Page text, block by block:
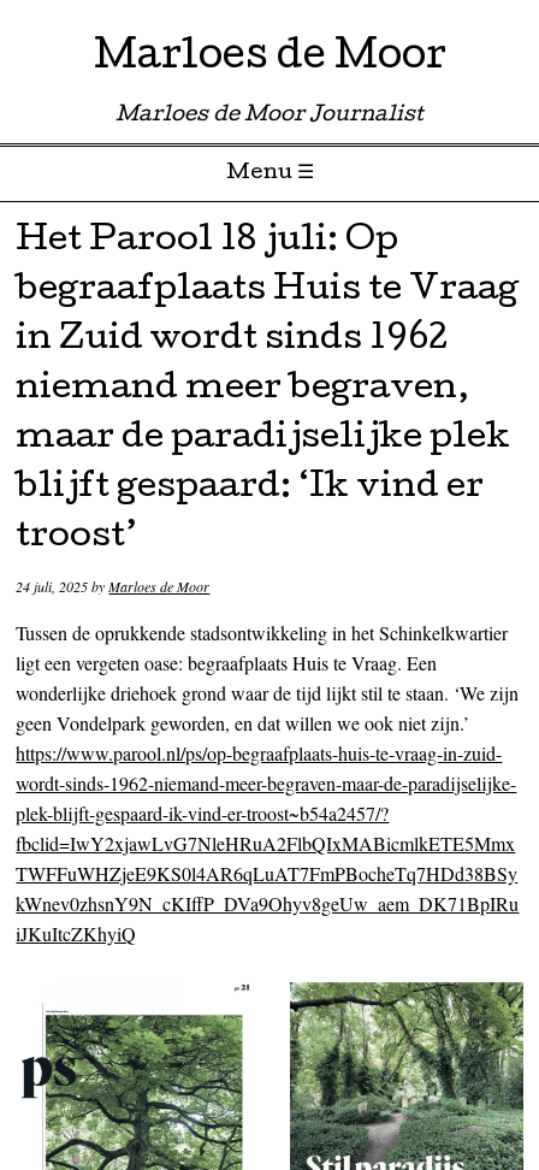
Marloes de Moor
Marloes de Moor Journalist
Menu ☰
Skip to content
Het Parool 18 juli: Op
begraafplaats Huis te Vraag
in Zuid wordt sinds 1962
niemand meer begraven,
maar de paradijselijke plek
blijft gespaard: ‘Ik vind er
troost’
24 juli, 2025byMarloes de Moor
Tussen de oprukkende stadsontwikkeling in het Schinkelkwartier
ligt een vergeten oase: begraafplaats Huis te Vraag. Een
wonderlijke driehoek grond waar de tijd lijkt stil te staan. ‘We zijn
geen Vondelpark geworden, en dat willen we ook niet zijn.’
https://www.parool.nl/ps/op-begraafplaats-huis-te-vraag-in-zuid-
wordt-sinds-1962-niemand-meer-begraven-maar-de-paradijselijke-
plek-blijft-gespaard-ik-vind-er-troost~b54a2457/?
fbclid=IwY2xjawLvG7NleHRuA2FlbQIxMABicmlkETE5Mmx
TWFFuWHZjeE9KS0l4AR6qLuAT7FmPBocheTq7HDd38BSy
kWnev0zhsnY9N_cKIffP_DVa9Ohyv8geUw_aem_DK71BpIRu
iJKuItcZKhyiQ